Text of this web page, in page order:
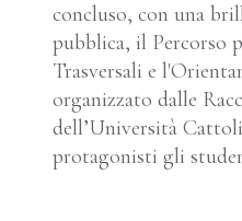
concluso, con una
pubblica, il Percorso
Trasversali e
organizzato dalle
dell’Università
protagonisti gli